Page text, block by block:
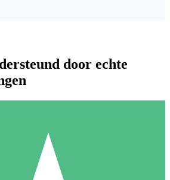
Creditpakketten
door echte